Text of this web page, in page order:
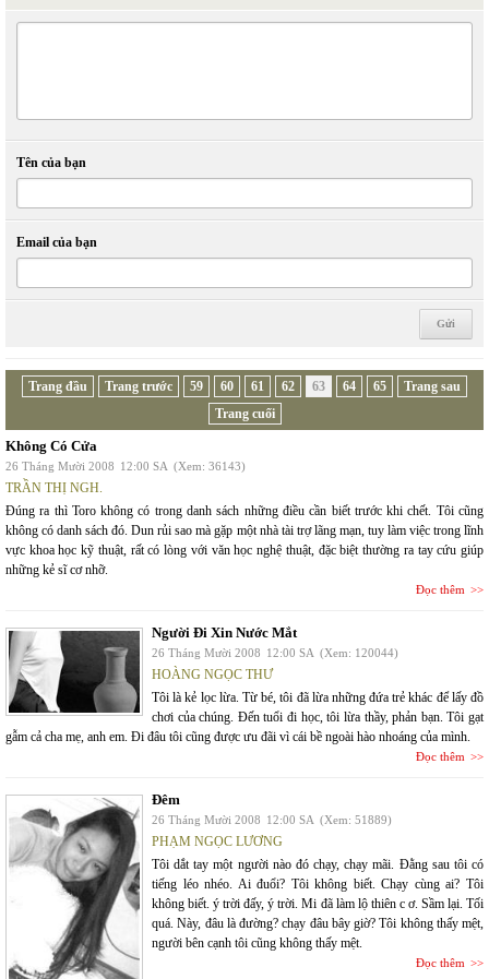
Tên của bạn
Email của bạn
Trang đầu Trang trước 59 60 61 62 63 64 65
Trang sau
Trang cuối
Không Có Cửa
26 Tháng Mười 2008 12:00 SA (Xem: 36143)
TRẦN THỊ NGH.
Đúng ra thì Toro không có trong danh sách những điều cần biết trước khi chết. Tôi cũng
không có danh sách đó. Dun rủi sao mà gặp một nhà tài trợ lãng mạn, tuy làm việc trong lĩnh
vực khoa học kỹ thuật, rất có lòng với văn học nghệ thuật, đặc biệt thường ra tay cứu giúp
những kẻ sĩ cơ nhỡ.
Đọc thêm
Người Đi Xin Nước Mắt
26 Tháng Mười 2008 12:00 SA (Xem: 120044)
HOÀNG NGỌC THƯ
Tôi là kẻ lọc lừa. Từ bé, tôi đã lừa những đứa trẻ khác để lấy đồ
chơi của chúng. Đến tuổi đi học, tôi lừa thầy, phản bạn. Tôi gạt
gẫm cả cha mẹ, anh em. Đi đâu tôi cũng được ưu đãi vì cái bề ngoài hào nhoáng của mình.
Đọc thêm
Đêm
26 Tháng Mười 2008 12:00 SA (Xem: 51889)
PHẠM NGỌC LƯƠNG
Tôi dắt tay một người nào đó chạy, chạy mãi. Đằng sau tôi có
tiếng léo nhéo. Ai đuổi? Tôi không biết. Chạy cùng ai? Tôi
không biết. ý trời đấy, ý trời. Mi đã làm lộ thiên c ơ. Sầm lại. Tối
quá. Này, đâu là đường? chạy đâu bây giờ? Tôi không thấy mệt,
người bên cạnh tôi cũng không thấy mệt.
Đọc thêm